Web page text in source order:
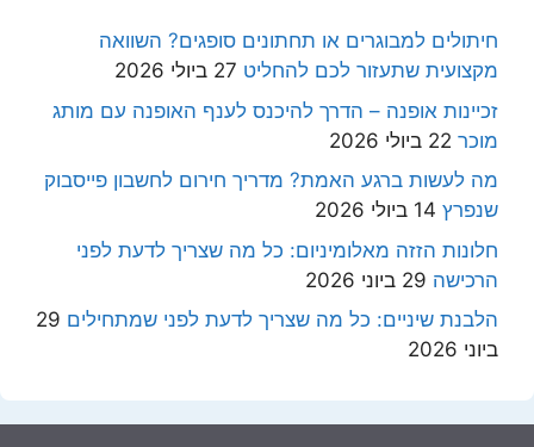
חיתולים למבוגרים או תחתונים סופגים? השוואה
מקצועית שתעזור לכם להחליט 27 ביולי 2026
זכיינות אופנה – הדרך להיכנס לענף האופנה עם מותג
מוכר 22 ביולי 2026
מה לעשות ברגע האמת? מדריך חירום לחשבון פייסבוק
שנפרץ 14 ביולי 2026
חלונות הזזה מאלומיניום: כל מה שצריך לדעת לפני
הרכישה 29 ביוני 2026
הלבנת שיניים: כל מה שצריך לדעת לפני שמתחילים 29
ביוני 2026